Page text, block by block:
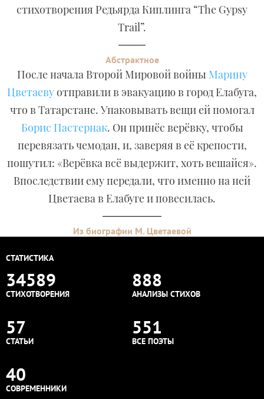
стихотворения Редьярда Киплинга “The Gypsy
Trail”.
Абстрактное
После начала Второй Мировой войны Марину
Цветаевуотправили в эвакуацию в город Елабуга,
что в Татарстане. Упаковывать вещи ей помогал
Борис Пастернак. Он принёс верёвку, чтобы
перевязать чемодан, и, заверяя в её крепости,
пошутил: «Верёвка всё выдержит, хоть вешайся».
Впоследствии ему передали, что именно на ней
Цветаева в Елабуге и повесилась.
Из биографии М. Цветаевой
СТАТИСТИКА
34589
СТИХОТВОРЕНИЯ
888
АНАЛИЗЫ СТИХОВ
57
СТАТЬИ
551
ВСЕ ПОЭТЫ
40
СОВРЕМЕННИКИ